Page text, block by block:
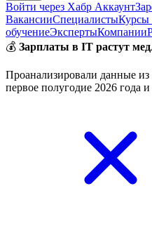
Войти через Хабр Аккаунт
ВакансииСпециалистыКурсы
обучениеЭкспертыКомпании
💰 Зарплаты в IT растут
Проанализировали данные из
первое полугодие 2026 года